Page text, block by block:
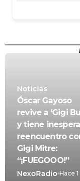
Noticias
Óscar Gayoso
revive a ‘Gigi
y tiene
reencuentro
Gigi Mitre:
“¡FUEGOOO!”
NexoRadio Hace